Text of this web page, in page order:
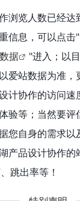
浏览人数已经达
信息，可以点击"
据
"进入；以
爱站数据为准，
计协作的访问速
验等；当然要评
您自身的需求以
产品设计协作的
跳出率等！